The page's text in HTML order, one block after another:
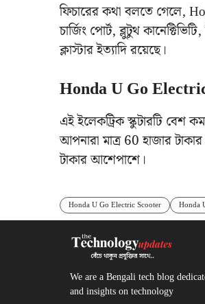
ফিচারের কথা বলতে গেলে,
চার্জিং পোর্ট, ব্লুটুথ
ক্লাস্টার ইত্যাদি রয়েছে।
Honda U Go
এই ইলেকট্রিক স্কুটারটি বেশ
আপনারা মাত্র 60 হাজার
টাকার আশেপাশে।
Honda U Go Electric Scooter Honda
We are a Bengali tech blog
and insights on technology